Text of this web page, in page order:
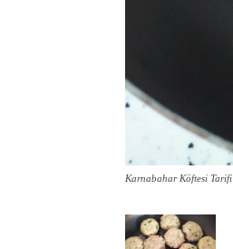
Karnabahar Köftesi Tarifi